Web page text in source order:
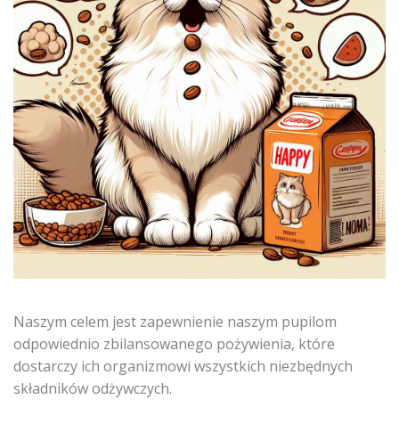
Naszym celem jest zapewnienie naszym pupilom
odpowiednio zbilansowanego pożywienia, które
dostarczy ich organizmowi wszystkich niezbędnych
składników odżywczych.